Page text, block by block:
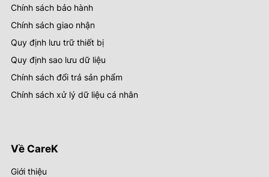
Chính sách bảo hành
Chính sách giao nhận
Quy định lưu trữ thiết bị
Quy định sao lưu dữ liệu
Chính sách đổi trả sản phẩm
Chính sách xử lý dữ liệu cá nhân
Về CareK
Giới thiệu